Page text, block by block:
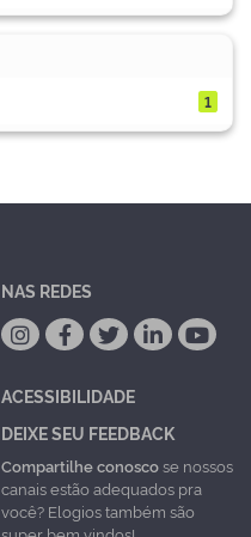
1
NAS REDES
ACESSIBILIDADE
DEIXE SEU FEEDBACK
Compartilhe conoscose nossos
canais estão adequados pra
você? Elogios também são